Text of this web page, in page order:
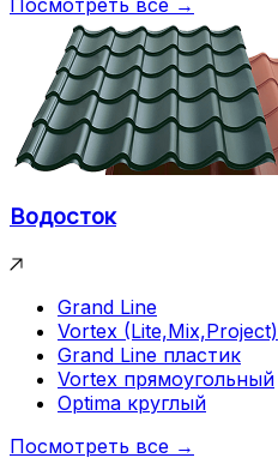
Водосток
Grand Line
Vortex (Lite,Mix,Project)
Grand Line пластик
Vortex прямоугольный
Optima круглый
Посмотреть все →